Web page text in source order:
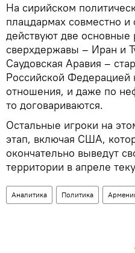
На сирийском
плацдармах совместно и
действуют две основные
сверхдержавы – Иран и
Саудовская Аравия –
Российской
отношения, и даже по
то договариваются.
Остальные игроки на
этап, включая США,
окончательно выведут
территории в апреле
Аналитика Политика